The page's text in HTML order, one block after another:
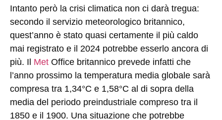
Intanto però la crisi climatica non ci darà tregua:
secondo il servizio meteorologico britannico,
quest’anno è stato quasi certamente il più caldo
mai registrato e il 2024 potrebbe esserlo ancora di
più. Il Met Office britannico prevede infatti che
l’anno prossimo la temperatura media globale sarà
compresa tra 1,34°C e 1,58°C al di sopra della
media del periodo preindustriale compreso tra il
1850 e il 1900. Una situazione che potrebbe